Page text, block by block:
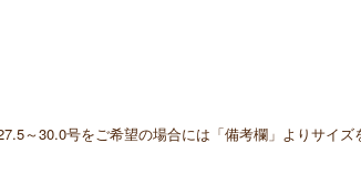
～30.0号をご希望の場合には「備考欄」よりサイズ